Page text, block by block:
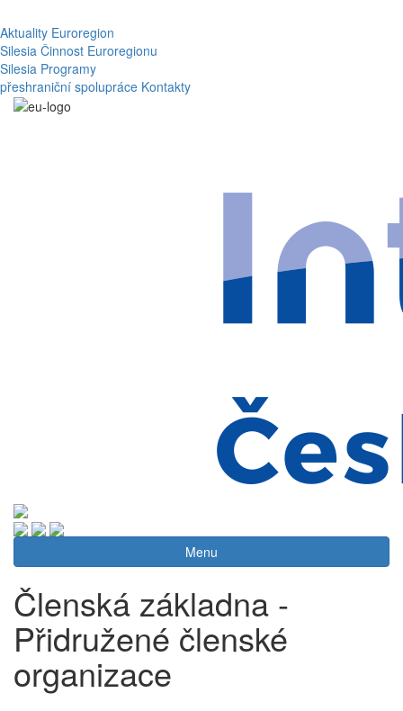
Aktuality Euroregion
Silesia Činnost Euroregionu
Silesia Programy
přeshraniční spolupráce Kontakty
Menu
Členská základna -
Přidružené členské
organizace